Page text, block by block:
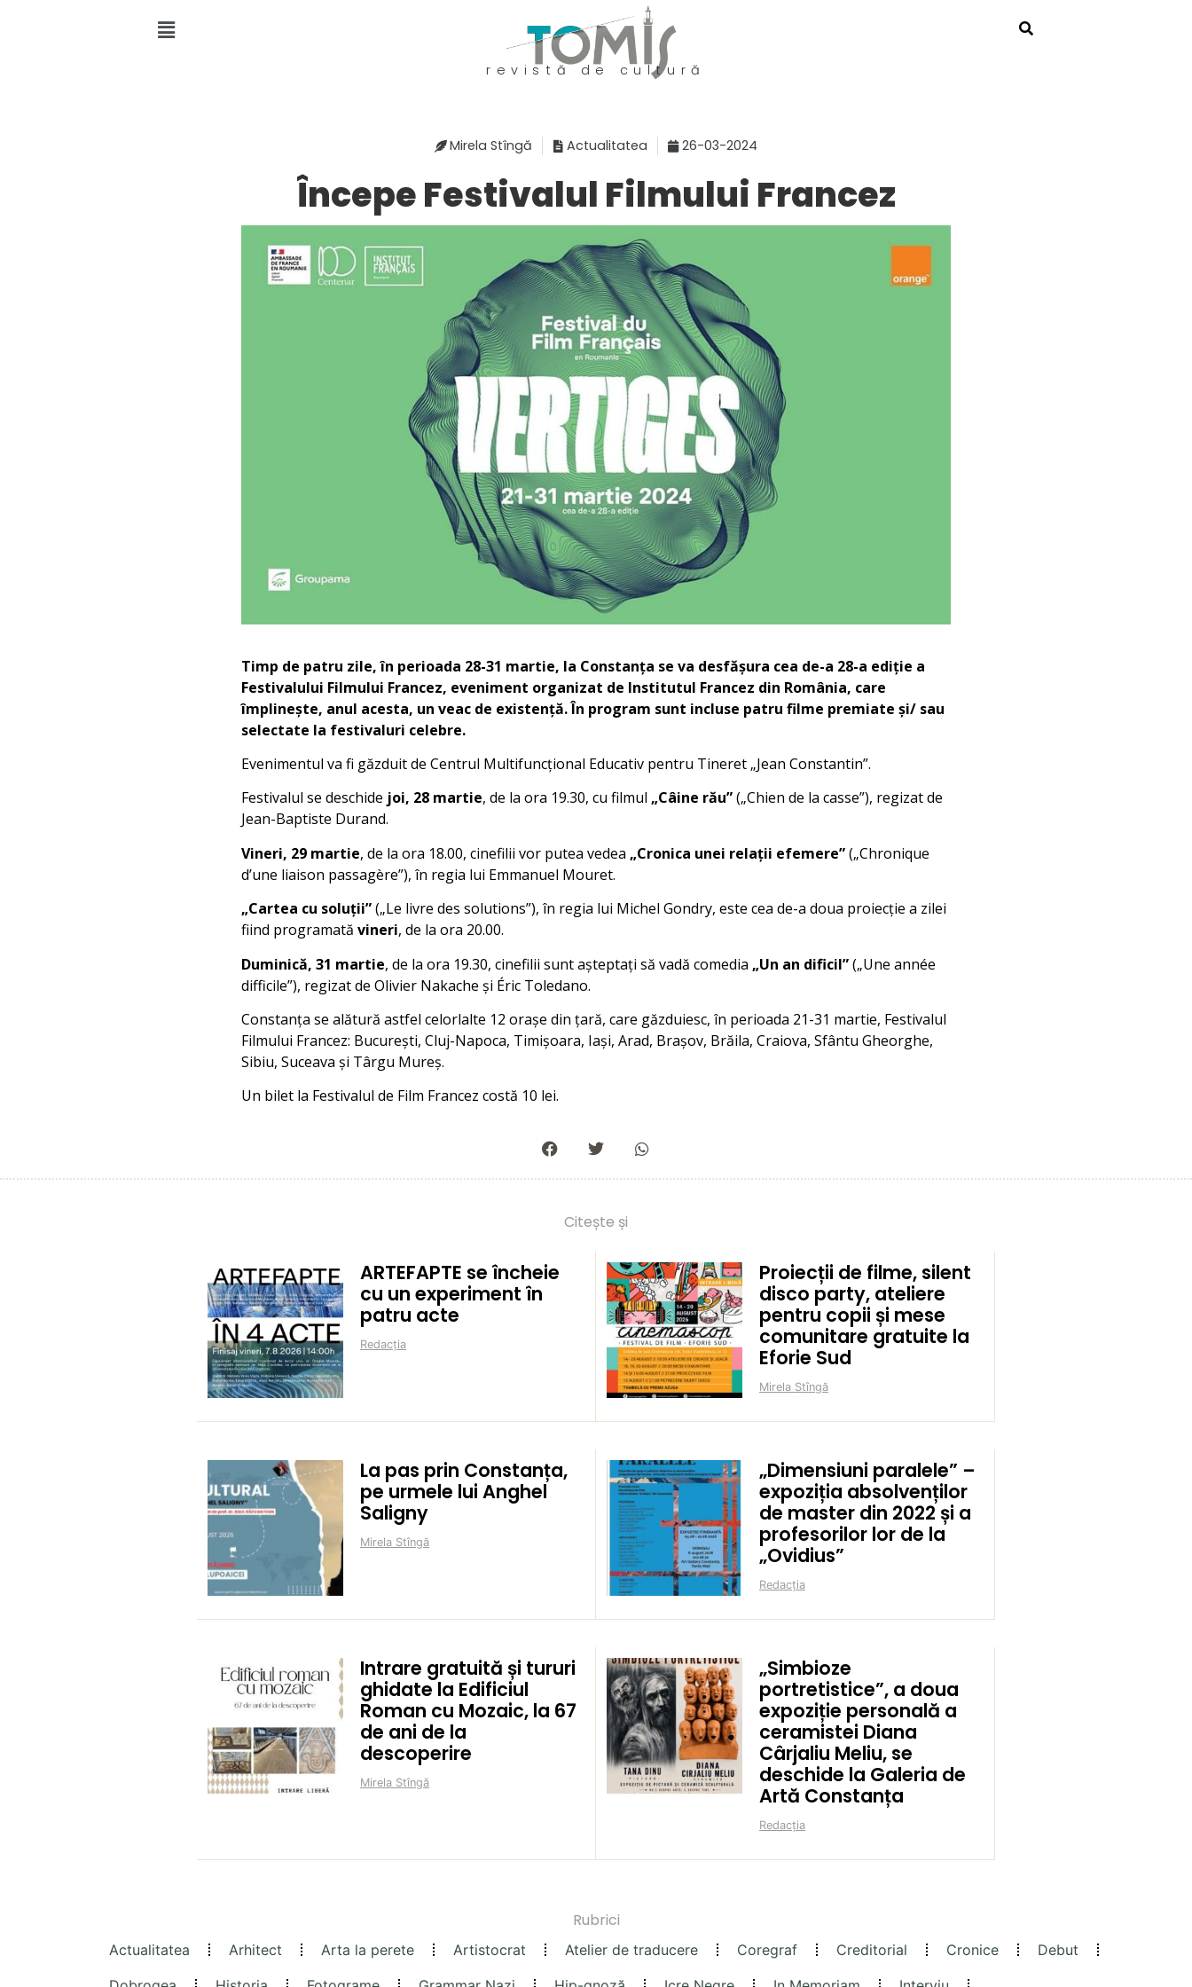
revistă de cultură
Mirela Stîngă Actualitatea 26-03-2024
Începe Festivalul Filmului Francez
Timp de patru zile, în perioada 28-31 martie, la Constanța se va desfășura cea de-a 28-a ediție a
Festivalului Filmului Francez, eveniment organizat de Institutul Francez din România, care
împlinește, anul acesta, un veac de existență. În program sunt incluse patru filme premiate și/ sau
selectate la festivaluri celebre.
Evenimentul va fi găzduit de Centrul Multifuncțional Educativ pentru Tineret „Jean Constantin”.
Festivalul se deschide joi, 28 martie, de la ora 19.30, cu filmul „Câine rău”(„Chien de la casse”), regizat de
Jean-Baptiste Durand.
Vineri, 29 martie, de la ora 18.00, cinefilii vor putea vedea „Cronica unei relații efemere”(„Chronique
d’une liaison passagère”), în regia lui Emmanuel Mouret.
„Cartea cu soluții”(„Le livre des solutions”), în regia lui Michel Gondry, este cea de-a doua proiecție a zilei
fiind programată vineri, de la ora 20.00.
Duminică, 31 martie, de la ora 19.30, cinefilii sunt așteptați să vadă comedia „Un an dificil”(„Une année
difficile”), regizat de Olivier Nakache și Éric Toledano.
Constanța se alătură astfel celorlalte 12 orașe din țară, care găzduiesc, în perioada 21-31 martie, Festivalul
Filmului Francez: București, Cluj-Napoca, Timișoara, Iași, Arad, Brașov, Brăila, Craiova, Sfântu Gheorghe,
Sibiu, Suceava și Târgu Mureș.
Un bilet la Festivalul de Film Francez costă 10 lei.
Citește și
ARTEFAPTE se încheie
cu un experiment în
patru acte
Redacția
Proiecții de filme, silent
disco party, ateliere
pentru copii și mese
comunitare gratuite la
Eforie Sud
Mirela Stîngă
La pas prin Constanța,
pe urmele lui Anghel
Saligny
Mirela Stîngă
„Dimensiuni paralele” –
expoziția absolvenților
de master din 2022 și a
profesorilor lor de la
„Ovidius”
Redacția
Intrare gratuită și tururi
ghidate la Edificiul
Roman cu Mozaic, la 67
de ani de la
descoperire
Mirela Stîngă
„Simbioze
portretistice”, a doua
expoziție personală a
ceramistei Diana
Cârjaliu Meliu, se
deschide la Galeria de
Artă Constanța
Redacția
Rubrici
Actualitatea Arhitect Arta la perete Artistocrat Atelier de traducere Coregraf Creditorial Cronice
Debut